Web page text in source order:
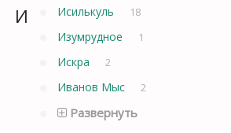
И Исилькуль 18
Изумрудное 1
Искра 2
Иванов Мыс 2
Развернуть